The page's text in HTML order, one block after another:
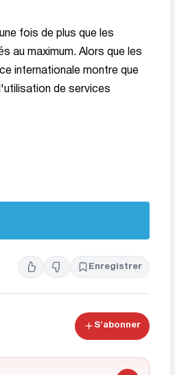
fois de plus que les
au maximum. Alors que les
internationale montre que
de services
Enregistrer
S'abonner